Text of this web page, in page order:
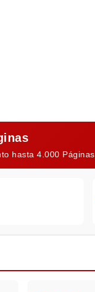
hasta 4.000